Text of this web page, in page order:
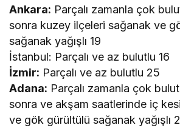
Ankara: Parçalı zamanla çok
sonra kuzey ilçeleri sağanak ve
sağanak yağışlı 19
İstanbul: Parçalı ve az bulutlu 16
İzmir: Parçalı ve az bulutlu 25
Adana: Parçalı zamanla çok
sonra ve akşam saatlerinde iç
ve gök gürültülü sağanak yağışlı